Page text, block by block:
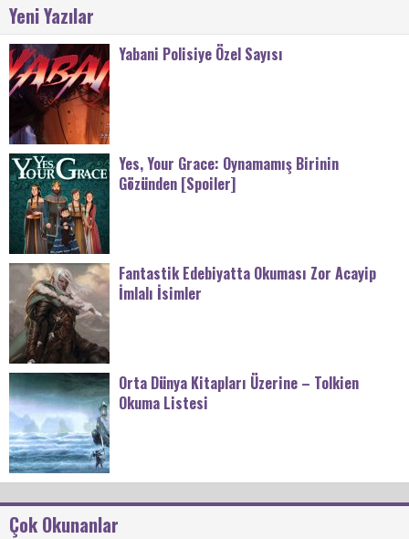
Yeni Yazılar
Yabani Polisiye Özel Sayısı
Yes, Your Grace: Oynamamış Birinin
Gözünden [Spoiler]
Fantastik Edebiyatta Okuması Zor Acayip
İmlalı İsimler
Orta Dünya Kitapları Üzerine – Tolkien
Okuma Listesi
Çok Okunanlar